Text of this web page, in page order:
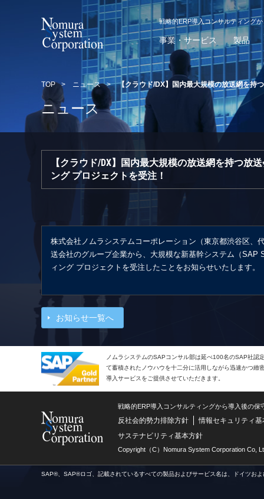
戦略的ERP導入コンサルティング
事業・サービス 製品
TOP > ニュース >【クラウド/DX】国内最大規模の放送網を持
ニュース
【クラウド/DX】国内最大規模の放送網を持つ放
ング プロジェクトを受注！
株式会社ノムラシステムコーポレーション（東京都渋谷区
送会社のグループ企業から、大規模な新基幹システム（
ィング プロジェクトを受注したことをお知らせいたします。
お知らせ一覧へ
ノムラシステムのSAPコンサル部は延べ100名のSAP社認
て蓄積されたノウハウを十二分に活用しながら迅速かつ緻
導入サービスをご提供させていただきます。
戦略的ERP導入コンサルティングから導入後の
反社会的勢力排除方針
情報セキュリティ基
サステナビリティ基本方針
Copyright（C）Nomura System Corporation Co,
SAP®、SAP®ロゴ、記載されているすべての製品およびサービス名は、ドイツお